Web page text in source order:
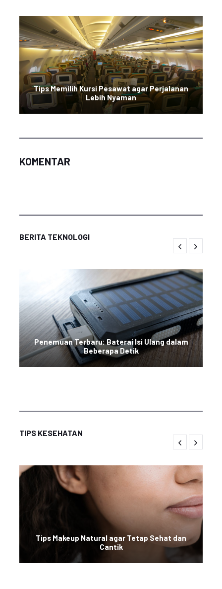
Tips Memilih Kursi Pesawat agar Perjalanan
Lebih Nyaman
KOMENTAR
BERITA TEKNOLOGI
Penemuan Terbaru: Baterai Isi Ulang dalam
Beberapa Detik
TIPS KESEHATAN
Tips Makeup Natural agar Tetap Sehat dan
Cantik